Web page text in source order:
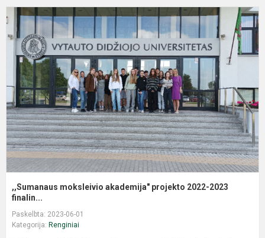
,,Sumanaus moksleivio akademija" projekto 2022-2023
finalin...
Paskelbta: 2023-06-01
Kategorija: Renginiai